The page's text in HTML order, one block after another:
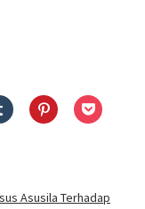
Klik
untuk
baru)
Klik
untuk
baru)
Klik
untuk
baru)
Asusila Terhadap